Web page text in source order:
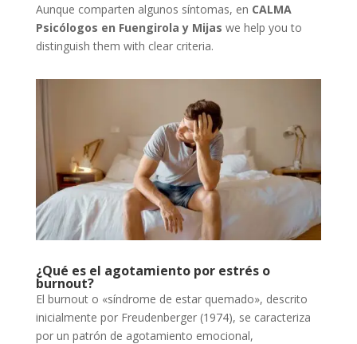
Aunque comparten algunos síntomas, en CALMA
Psicólogos en Fuengirola y Mijas we help you to
distinguish them with clear criteria.
¿Qué es el agotamiento por estrés o
burnout?
El burnout o «síndrome de estar quemado», descrito
inicialmente por Freudenberger (1974), se caracteriza
por un patrón de agotamiento emocional,